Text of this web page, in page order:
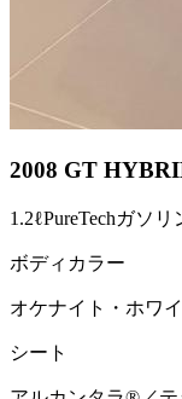
2008 GT
1.2ℓPureTechガソ
ボディカラー
オケナイト・ホワ
シート